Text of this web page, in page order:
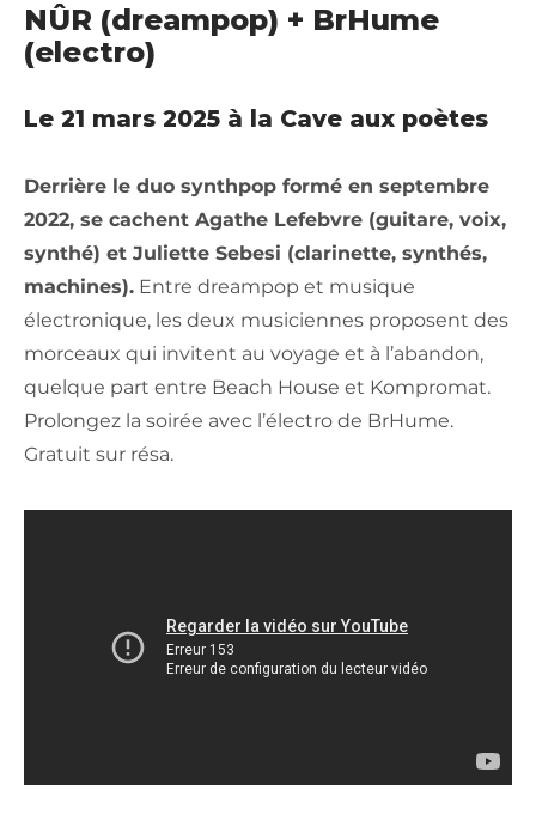
NÛR (dreampop) + BrHume
(electro)
Le 21 mars 2025 à la Cave aux poètes
Derrière le duo synthpop formé en septembre
2022, se cachent Agathe Lefebvre (guitare, voix,
synthé) et Juliette Sebesi (clarinette, synthés,
machines). Entre dreampop et musique
électronique, les deux musiciennes proposent des
morceaux qui invitent au voyage et à l’abandon,
quelque part entre Beach House et Kompromat.
Prolongez la soirée avec l’électro de BrHume.
Gratuit sur résa.